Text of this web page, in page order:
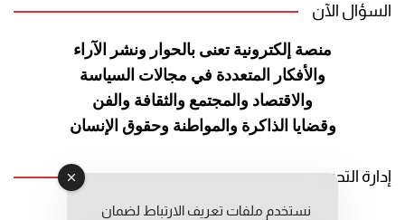
السؤال الآن
منصة إلكترونية تعنى بالحوار ونشر الآراء
والأفكار المتعددة في مجالات السياسة
والاقتصاد والمجتمع والثقافة والفن
وقضايا الذاكرة والمواطنة وحقوق الإنسان
إدارة التحرير
نستخدم ملفات تعريف الارتباط لضمان